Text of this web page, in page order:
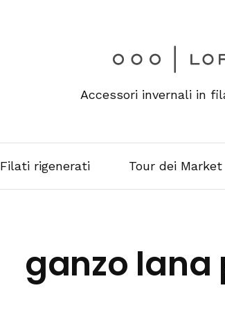
Accessori invernali in
Filati rigenerati Tour dei Market
ganzo lana